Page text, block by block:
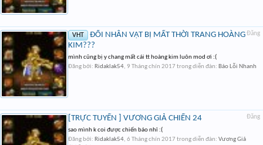
Đăng
VHT
ĐỔI NHÂN VẬT BỊ MẤT THỜI TRANG HOÀNG
KIM???
mình cũng bị y chang mất cái tt hoàng kim luôn mod ơi :(
Đăng bởi: Ridaklak54, 9 Tháng chín 2017 trong diễn đàn: Báo Lỗi Nhanh
Đăng
[TRỰC TUYẾN ] VƯƠNG GIẢ CHIẾN 24
sao mình k coi được chiến báo nhỉ :(
Đăng bởi: Ridaklak54, 6 Tháng chín 2017 trong diễn đàn: Vương Giả